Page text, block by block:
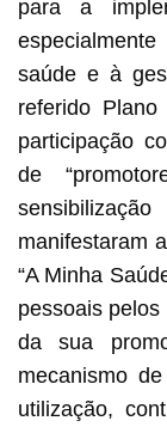
para a
saúde e à
referido
participação
de
manifestaram
“A Minha
pessoais
da sua
mecanismo
utilização,